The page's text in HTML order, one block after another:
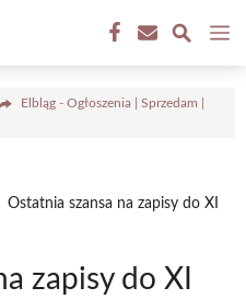
Elbląg - Ogłoszenia | Sprzedam |
Ostatnia szansa na zapisy do XI
zapisy do XI